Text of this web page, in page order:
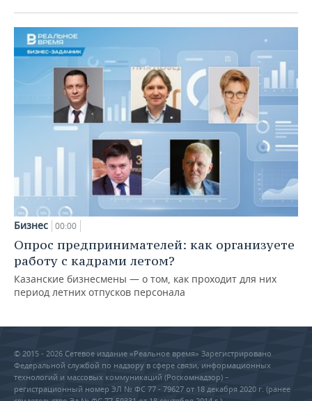
Бизнес 00:00
Опрос предпринимателей: как организуете
работу с кадрами летом?
Казанские бизнесмены — о том, как проходит для них
период летних отпусков персонала
© 2015 - 2026 Сетевое издание «Реальное время» Зарегистрировано
Федеральной службой по надзору в сфере связи, информационных
технологий и массовых коммуникаций (Роскомнадзор) –
регистрационный номер ЭЛ № ФС 77 - 79627 от 18 декабря 2020 г. (ранее